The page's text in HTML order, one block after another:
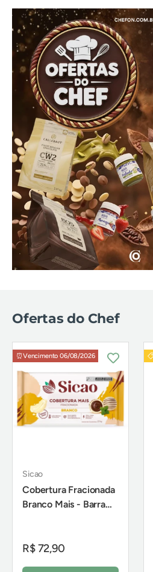
Ofertas do Chef
⏰Vencimento 06/08/2026
Sicao
Cobertura Fracionada
Branco Mais - Barra
R$ 72,90